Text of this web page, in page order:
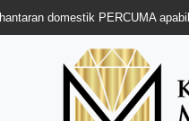
domestik PERCUMA